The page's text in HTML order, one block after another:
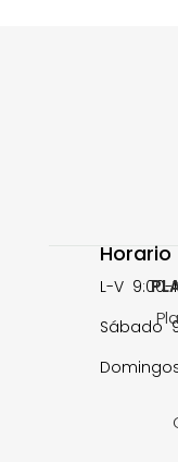
Horario
L-V 9:00-
Sábado